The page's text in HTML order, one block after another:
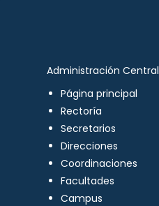
Administración Central
Página principal
Rectoría
Secretarios
Direcciones
Coordinaciones
Facultades
Campus